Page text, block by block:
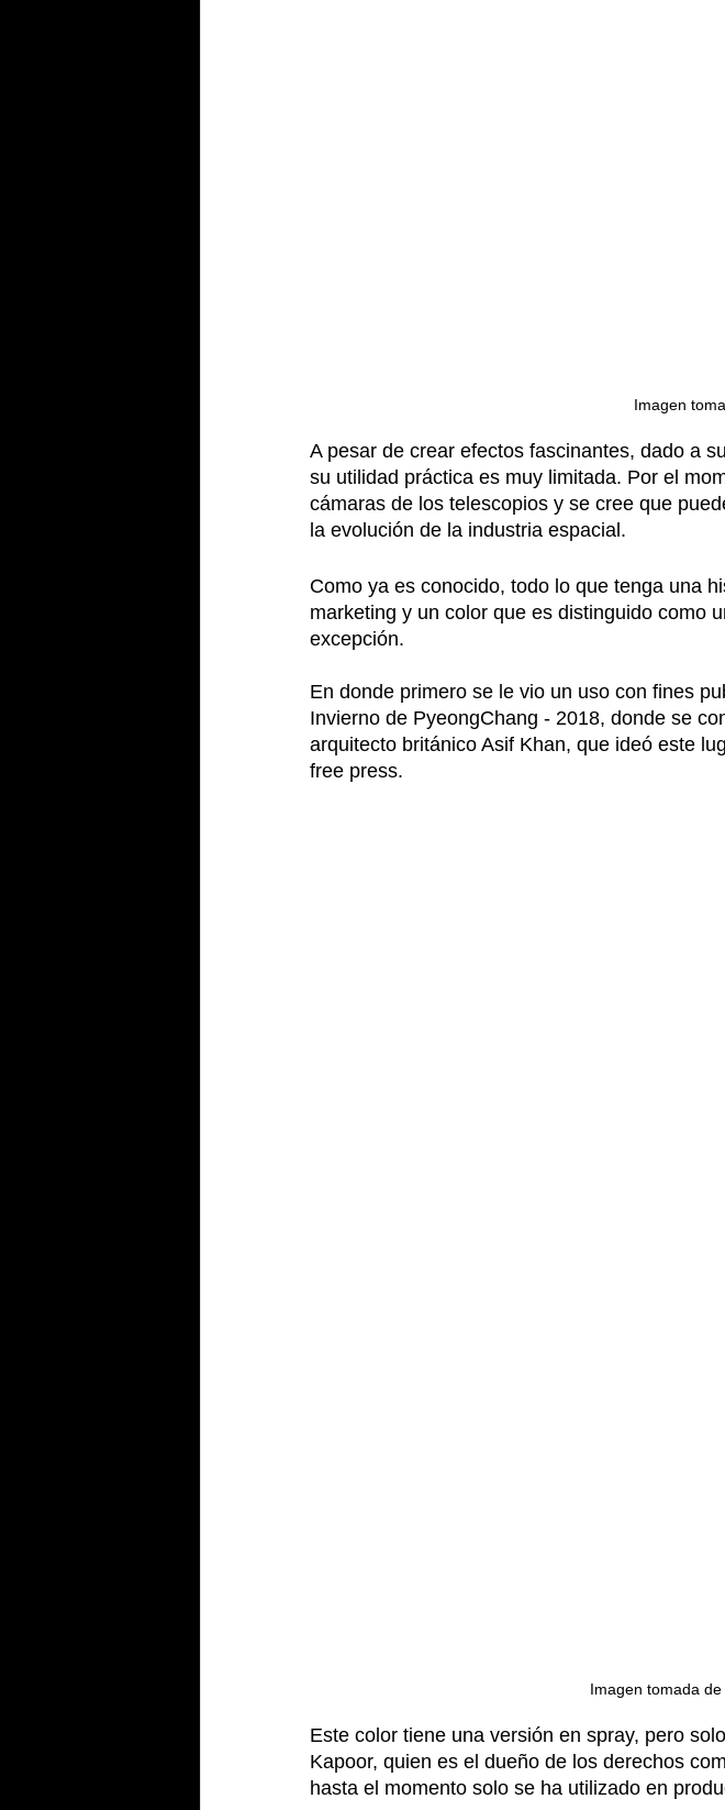
Imagen
A pesar de crear efectos fascinantes, dado a
su utilidad práctica es muy limitada. Por el
cámaras de los telescopios y se cree que
la evolución de la industria espacial.
Como ya es conocido, todo lo que tenga una
marketing y un color que es distinguido como
excepción.
En donde primero se le vio un uso con fines
Invierno de PyeongChang - 2018, donde se
arquitecto británico Asif Khan, que ideó este
free press.
Imagen tomada
Este color tiene una versión en spray, pero
Kapoor, quien es el dueño de los derechos
hasta el momento solo se ha utilizado en